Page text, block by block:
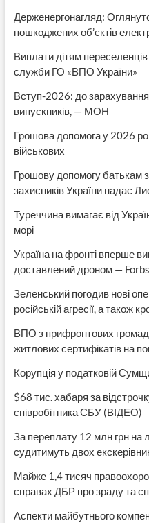
Держенергонагляд:
пошкоджених об’єктів
Виплати дітям
служби ГО «ВПО України»
Вступ-2026: до
випускників, — МОН
Грошова допомога у 2026
військових
Грошову допомогу батькам
захисників України надає
Туреччина вимагає від
морі
Україна на фронті вперше
доставлений дроном — Forbs
Зеленський погодив нові
російській агресії, а також
ВПО з прифронтових
житлових сертифікатів на
Корупція у податковій
$68 тис. хабаря за
співробітника СБУ (ВІДЕО)
За переплату 12 млн грн на
судитимуть двох
Майже 1,4 тисяч
справах ДБР про зраду та
Аспекти майбутнього